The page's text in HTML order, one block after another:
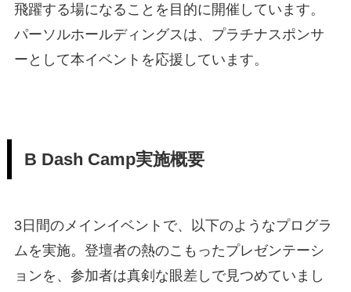
飛躍する場になることを目的に開催しています。
パーソルホールディングスは、プラチナスポンサ
ーとして本イベントを応援しています。
B Dash Camp実施概要
3日間のメインイベントで、以下のようなプログラ
ムを実施。登壇者の熱のこもったプレゼンテーシ
ョンを、参加者は真剣な眼差しで見つめていまし